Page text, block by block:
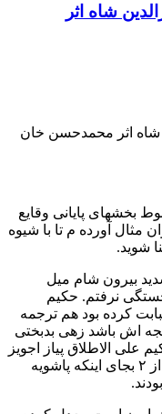
شاه اثر
شاه اثر محمدحسن خان
بخشهای پایانی وقایع
مثال آورده م تا با شیوه
شوید.
بیرون شام میل
نرفتم. حكيم
کرده بود هم ترجمه
اش باشد زهی بدبختی
على الاطلاق پیاز اجویز
کرده بودند و افراط در شرب شراب شیر از ۲ بجای اینکه پاشویه